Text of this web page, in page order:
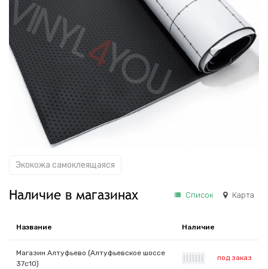
Экокожа самоклеящаяся
Наличие в магазинах Список Карта
Название Наличие
Магазин Алтуфьево (Алтуфьевское шоссе
37с10)
под заказ